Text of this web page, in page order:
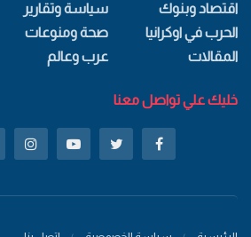
اقتصاد وبنوك
الحرب في اوكرانيا
المقالات
سياسة وتقارير
صحة ومنوعات
عرب وعالم
خليك علي تواصل معنا